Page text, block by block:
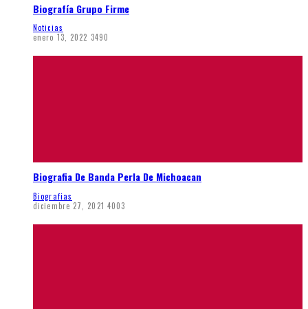
Biografía Grupo Firme
Noticias
enero 13, 2022 3490
Biografia De Banda Perla De Michoacan
Biografias
diciembre 27, 2021 4003